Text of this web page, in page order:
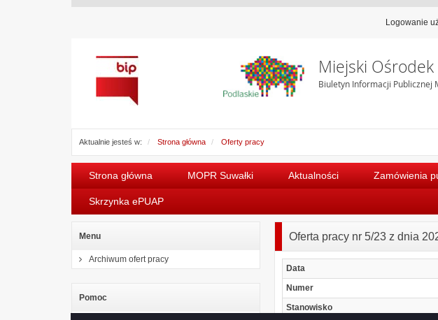
Logowanie
Miejski Ośrodek
Biuletyn Informacji Publicznej
Aktualnie jesteś w: Strona główna Oferty pracy
Strona główna MOPR Suwałki Aktualności Zamówienia
Skrzynka ePUAP
Menu
Archiwum ofert pracy
Pomoc
Oferta pracy nr 5/23 z dnia
Data
Numer
Stanowisko